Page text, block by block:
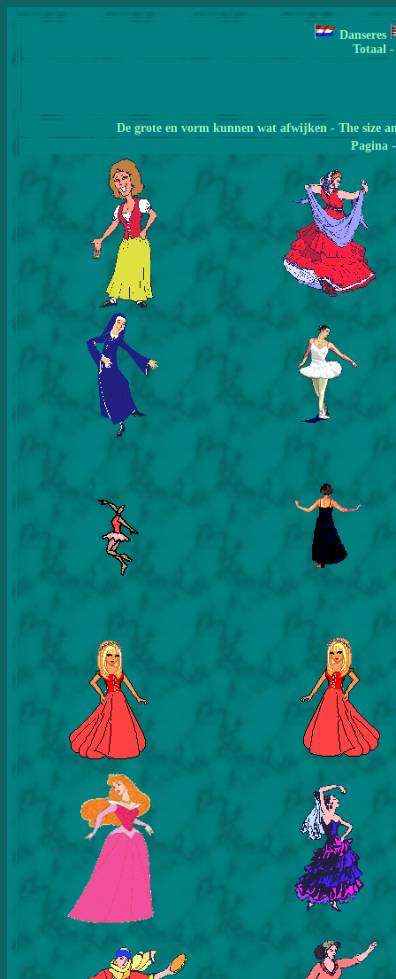
Danseres
Totaal -
De grote en vorm kunnen wat afwijken - The size
Pagina